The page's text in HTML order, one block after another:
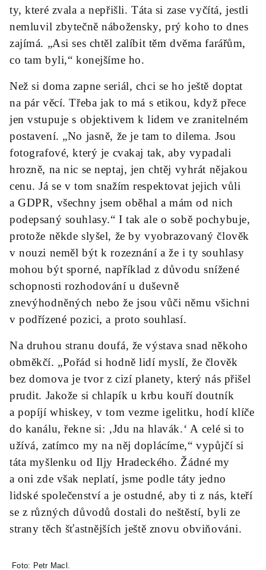
ty, které zvala a nepřišli. Táta si zase vyčítá, jestli
nemluvil zbytečně nábožensky, prý koho to dnes
zajímá. „Asi ses chtěl zalíbit těm dvěma farářům,
co tam byli,“ konejšíme ho.
Než si doma zapne seriál, chci se ho ještě doptat
na pár věcí. Třeba jak to má s etikou, když přece
jen vstupuje s objektivem k lidem ve zranitelném
postavení. „No jasně, že je tam to dilema. Jsou
fotografové, který je cvakaj tak, aby vypadali
hrozně, na nic se neptaj, jen chtěj vyhrát nějakou
cenu. Já se v tom snažím respektovat jejich vůli
a GDPR, všechny jsem oběhal a mám od nich
podepsaný souhlasy.“ I tak ale o sobě pochybuje,
protože někde slyšel, že by vyobrazovaný člověk
v nouzi neměl být k rozeznání a že i ty souhlasy
mohou být sporné, například z důvodu snížené
schopnosti rozhodování u duševně
znevýhodněných nebo že jsou vůči němu všichni
v podřízené pozici, a proto souhlasí.
Na druhou stranu doufá, že výstava snad někoho
obměkčí. „Pořád si hodně lidí myslí, že člověk
bez domova je tvor z cizí planety, který nás přišel
prudit. Jakože si chlapík u krbu kouří doutník
a popíjí whiskey, v tom vezme igelitku, hodí klíče
do kanálu, řekne si: ‚Jdu na hlavák.‘ A celé si to
užívá, zatímco my na něj doplácíme,“ vypůjčí si
táta myšlenku od Iljy Hradeckého. Žádné my
a oni zde však neplatí, jsme podle táty jedno
lidské společenství a je ostudné, aby ti z nás, kteří
se z různých důvodů dostali do neštěstí, byli ze
strany těch šťastnějších ještě znovu obviňováni.
Foto: Petr Macl.